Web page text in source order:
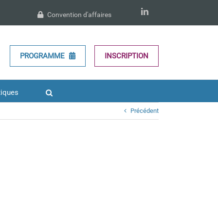
LinkedIn
Convention d'affaires
PROGRAMME INSCRIPTION
Précédent